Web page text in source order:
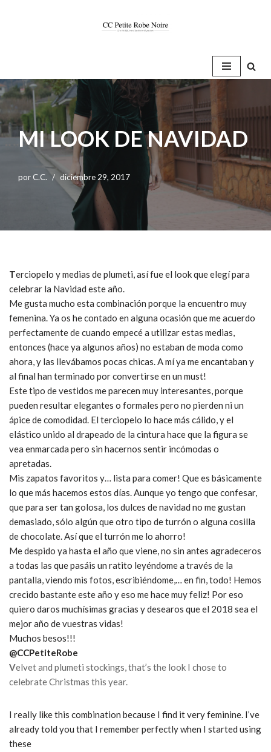
MI LOOK DE NAVIDAD
porC.C. diciembre 29, 2017
Terciopelo y medias de plumeti, así fue el look que elegí para
celebrar la Navidad este año.
Me gusta mucho esta combinación porque la encuentro muy
femenina. Ya os he contado en alguna ocasión que me acuerdo
perfectamente de cuando empecé a utilizar estas medias,
entonces (hace ya algunos años) no estaban de moda como
ahora, y las llevábamos pocas chicas. A mí ya me encantaban y
al final han terminado por convertirse en un must!
Este tipo de vestidos me parecen muy interesantes, porque
pueden resultar elegantes o formales pero no pierden ni un
ápice de comodidad. El terciopelo lo hace más cálido, y el
elástico unido al drapeado de la cintura hace que la figura se
vea enmarcada pero sin hacernos sentir incómodas o
apretadas.
Mis zapatos favoritos y… lista para comer! Que es básicamente
lo que más hacemos estos días. Aunque yo tengo que confesar,
que para ser tan golosa, los dulces de navidad no me gustan
demasiado, sólo algún que otro tipo de turrón o alguna cosilla
de chocolate. Así que el turrón me lo ahorro!
Me despido ya hasta el año que viene, no sin antes agradeceros
a todas las que pasáis un ratito leyéndome a través de la
pantalla, viendo mis fotos, escribiéndome,… en fin, todo! Hemos
crecido bastante este año y eso me hace muy feliz! Por eso
quiero daros muchísimas gracias y desearos que el 2018 sea el
mejor año de vuestras vidas!
Muchos besos!!!
@CCPetiteRobe
Velvet and plumeti stockings, that’s the look I chose to
celebrate Christmas this year.
I really like this combination because I find it very feminine. I’ve
already told you that I remember perfectly when I started using
these